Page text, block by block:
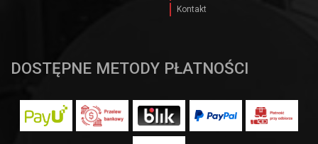
Kontakt
DOSTĘPNE METODY PŁATNOŚCI